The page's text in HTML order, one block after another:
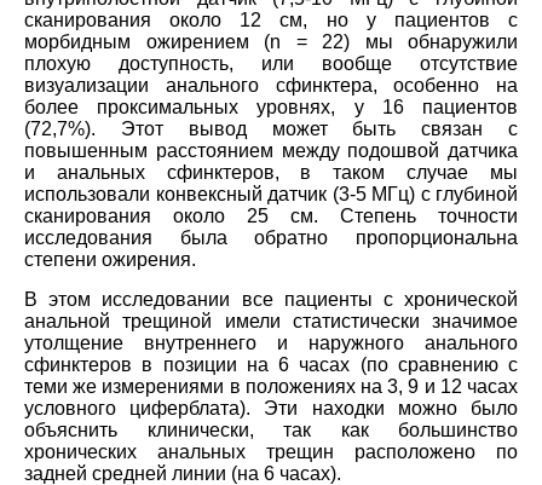
сканирования около 12 см, но у пациентов с
морбидным ожирением (n = 22) мы обнаружили
плохую доступность, или вообще отсутствие
визуализации анального сфинктера, особенно на
более проксимальных уровнях, у 16 пациентов
(72,7%). Этот вывод может быть связан с
повышенным расстоянием между подошвой датчика
и анальных сфинктеров, в таком случае мы
использовали конвексный датчик (3-5 МГц) с глубиной
сканирования около 25 см. Степень точности
исследования была обратно пропорциональна
степени ожирения.
В этом исследовании все пациенты с хронической
анальной трещиной имели статистически значимое
утолщение внутреннего и наружного анального
сфинктеров в позиции на 6 часах (по сравнению с
теми же измерениями в положениях на 3, 9 и 12 часах
условного циферблата). Эти находки можно было
объяснить клинически, так как большинство
хронических анальных трещин расположено по
задней средней линии (на 6 часах).